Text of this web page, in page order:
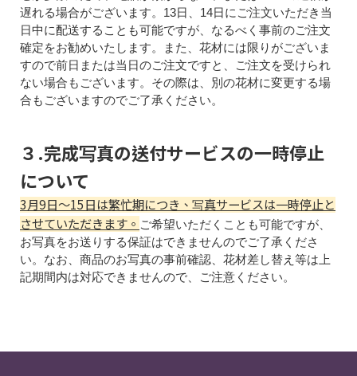
遅れる場合がございます。13日、14日にご注文いただき当
日中に配送することも可能ですが、なるべく事前のご注文
確定をお勧めいたします。また、花材には限りがございま
すので前日または当日のご注文ですと、ご注文を受けられ
ない場合もございます。その際は、別の花材に変更する場
合もございますのでご了承ください。
３.完成写真の送付サービスの一時停止
について
3月9日〜15日は繁忙期につき、写真サービスは一時停止と
させていただきます。 ご希望いただくことも可能ですが、
お写真をお送りする保証はできませんのでご了承くださ
い。なお、商品のお写真の事前確認、花材差し替え等は上
記期間内は対応できませんので、ご注意ください。